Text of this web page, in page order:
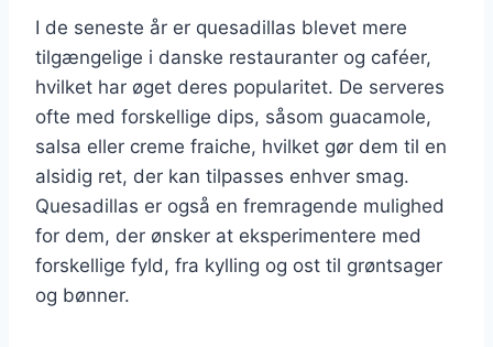
I de seneste år er quesadillas blevet mere
tilgængelige i danske restauranter og caféer,
hvilket har øget deres popularitet. De serveres
ofte med forskellige dips, såsom guacamole,
salsa eller creme fraiche, hvilket gør dem til en
alsidig ret, der kan tilpasses enhver smag.
Quesadillas er også en fremragende mulighed
for dem, der ønsker at eksperimentere med
forskellige fyld, fra kylling og ost til grøntsager
og bønner.